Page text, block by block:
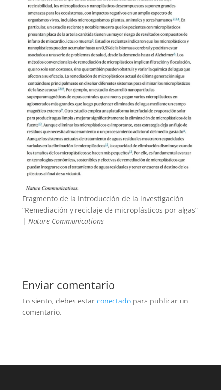
Fragmento de la Introducción de la investigación
“Remediación y reciclaje de microplásticos por algas”
| Nature Communications
Enviar comentario
Lo siento, debes estar conectadopara publicar un
comentario.